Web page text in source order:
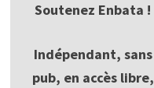
Soutenez Enbata !
Indépendant, sans
pub, en accès libre,